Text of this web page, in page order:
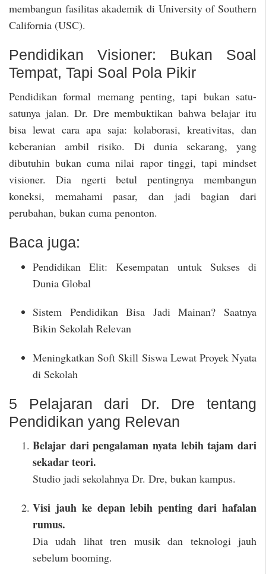
membangun fasilitas akademik di University of Southern
California (USC).
Pendidikan Visioner: Bukan Soal
Tempat, Tapi Soal Pola Pikir
Pendidikan formal memang penting, tapi bukan satu-
satunya jalan. Dr. Dre membuktikan bahwa belajar itu
bisa lewat cara apa saja: kolaborasi, kreativitas, dan
keberanian ambil risiko. Di dunia sekarang, yang
dibutuhin bukan cuma nilai rapor tinggi, tapi mindset
visioner. Dia ngerti betul pentingnya membangun
koneksi, memahami pasar, dan jadi bagian dari
perubahan, bukan cuma penonton.
Baca juga:
Pendidikan Elit: Kesempatan untuk Sukses di
Dunia Global
Sistem Pendidikan Bisa Jadi Mainan? Saatnya
Bikin Sekolah Relevan
Meningkatkan Soft Skill Siswa Lewat Proyek Nyata
di Sekolah
5 Pelajaran dari Dr. Dre tentang
Pendidikan yang Relevan
Belajar dari pengalaman nyata lebih tajam dari
sekadar teori.
Studio jadi sekolahnya Dr. Dre, bukan kampus.
Visi jauh ke depan lebih penting dari hafalan
rumus.
Dia udah lihat tren musik dan teknologi jauh
sebelum booming.